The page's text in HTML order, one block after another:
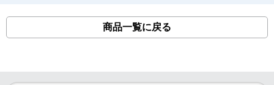
商品一覧に戻る